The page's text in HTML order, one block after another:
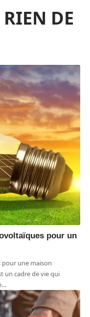
DE
pour un
une maison
un cadre de vie qui
…